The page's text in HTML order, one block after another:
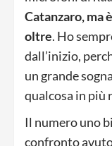
Catanzaro, ma
oltre. Ho
dall’inizio,
un grande
qualcosa in più
Il numero uno
confronto